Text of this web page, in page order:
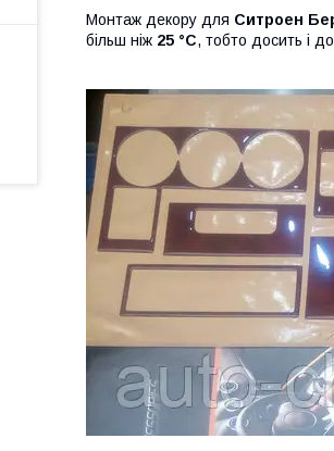
Монтаж декору для Ситроен
більш ніж 25 °C, тобто досить і